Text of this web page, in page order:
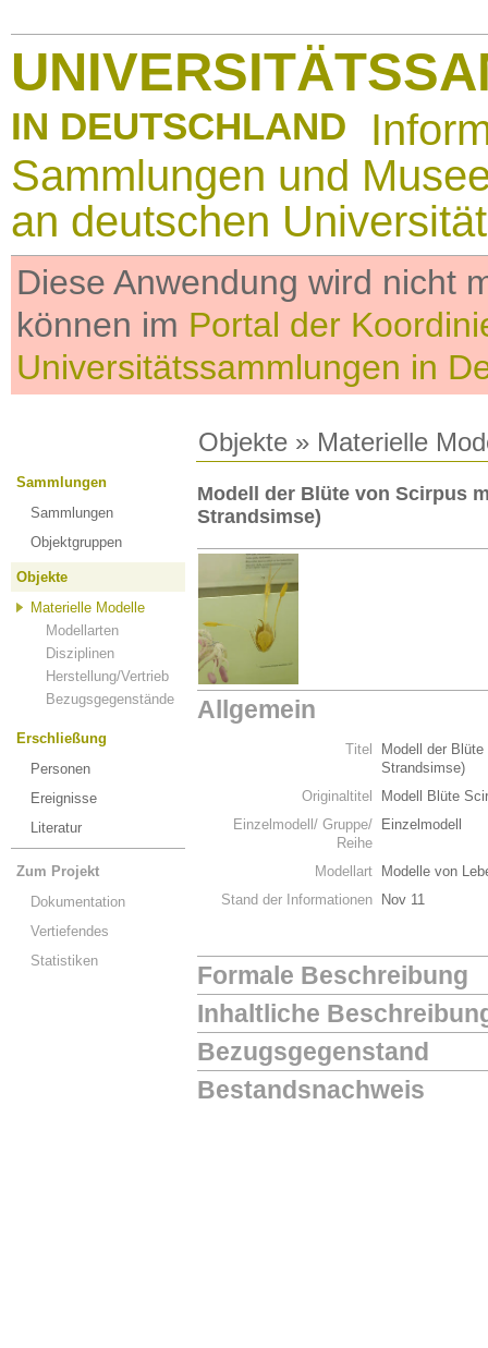
IN DEUTSCHLAND
Sammlungen und
an deutschen
Diese Anwendung wird nicht
können im Portal der
Universitätssammlungen in
Objekte » Materielle
Sammlungen
Sammlungen
Objektgruppen
Objekte
Materielle Modelle
Modellarten
Disziplinen
Herstellung/Vertrieb
Bezugsgegenstände
Erschließung
Personen
Ereignisse
Literatur
Zum Projekt
Dokumentation
Vertiefendes
Statistiken
Modell der Blüte von Scirpus
Strandsimse)
Allgemein
Titel
Modell der
Strandsimse)
Originaltitel
Modell Blüte
Einzelmodell/ Gruppe/
Reihe
Einzelmodell
Modellart
Modelle von
Stand der Informationen
Nov 11
Formale Beschreibung
Inhaltliche
Bezugsgegenstand
Bestandsnachweis